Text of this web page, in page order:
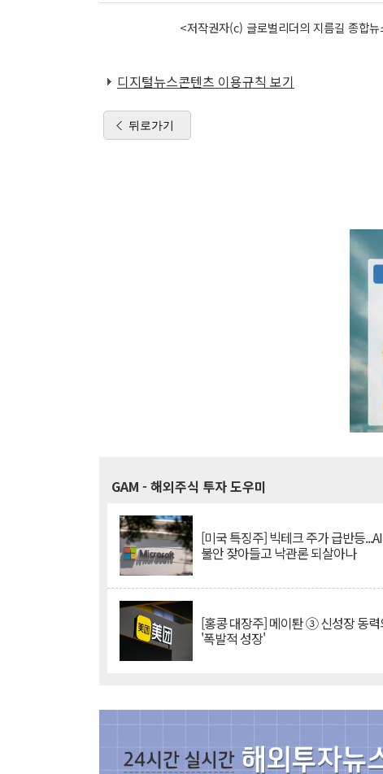
<저작권자(c) 글로벌리더의 지름길 종합
디지털뉴스콘텐츠 이용규칙 보기
뒤로가기
GAM - 해외주식 투자 도우미
[미국 특징주] 빅테크 주가 급반등...AI
불안 잦아들고 낙관론 되살아나
[홍콩 대장주] 메이퇀 ③ 신성장 동력
'폭발적 성장'